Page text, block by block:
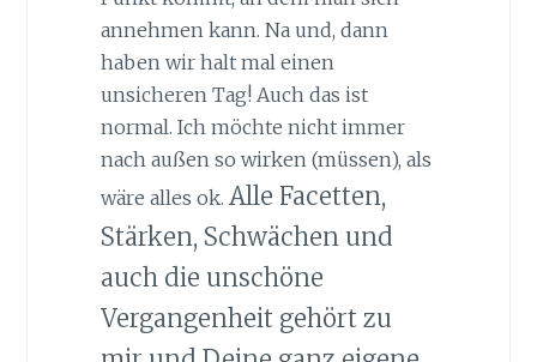
annehmen kann. Na und, dann
haben wir halt mal einen
unsicheren Tag! Auch das ist
normal. Ich möchte nicht immer
nach außen so wirken (müssen), als
wäre alles ok. Alle Facetten,
Stärken, Schwächen und
auch die unschöne
Vergangenheit gehört zu